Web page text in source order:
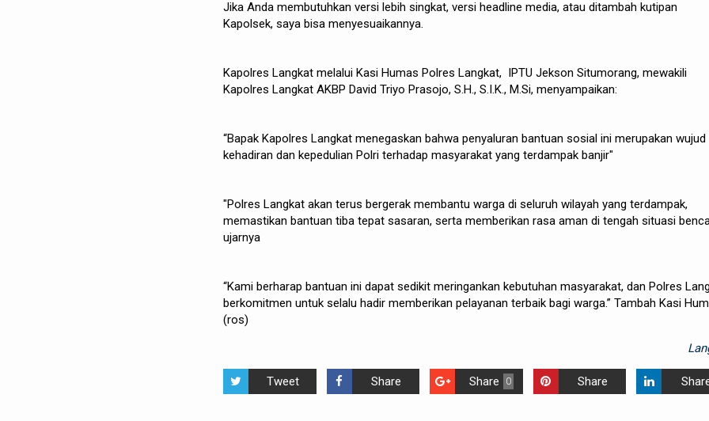
Jika Anda membutuhkan versi lebih singkat, versi headline media, atau ditambah kutipan
Kapolsek, saya bisa menyesuaikannya.
Kapolres Langkat melalui Kasi Humas Polres Langkat, IPTU Jekson Situmorang, mewakili
Kapolres Langkat AKBP David Triyo Prasojo, S.H., S.I.K., M.Si, menyampaikan:
“Bapak Kapolres Langkat menegaskan bahwa penyaluran bantuan sosial ini merupakan wujud
kehadiran dan kepedulian Polri terhadap masyarakat yang terdampak banjir"
"Polres Langkat akan terus bergerak membantu warga di seluruh wilayah yang terdampak,
memastikan bantuan tiba tepat sasaran, serta memberikan rasa aman di tengah situasi
ujarnya
“Kami berharap bantuan ini dapat sedikit meringankan kebutuhan masyarakat, dan Polres
berkomitmen untuk selalu hadir memberikan pelayanan terbaik bagi warga.” Tambah Kasi
(ros)
Tweet Share 0
Share Share